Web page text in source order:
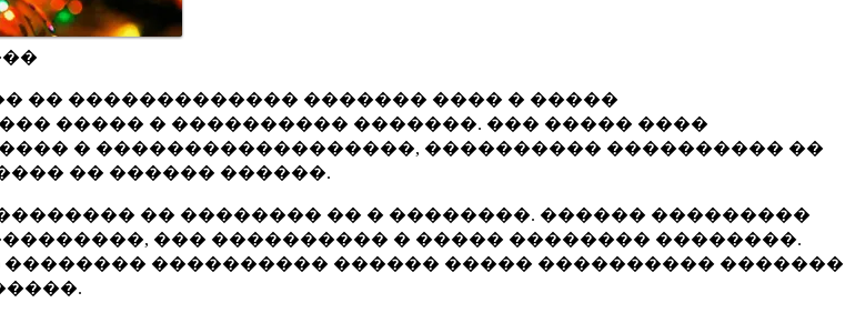
�� ������������� ������� ���� � �����
����� � ���������� �������. ��� ����� ����
� ������������������, ���������� ���������� ��
�� ������ ������.
�� �������� �� � ��������. ������ ���������
��� ���������� � ����� �������� ��������.
�������� ���������� ������ ����� ���������� �������
.